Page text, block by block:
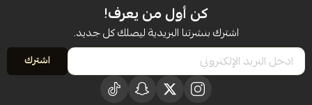
كن أول من يعرف!
اشترك بنشرتنا البريدية ليصلك كل جديد.
اشترك